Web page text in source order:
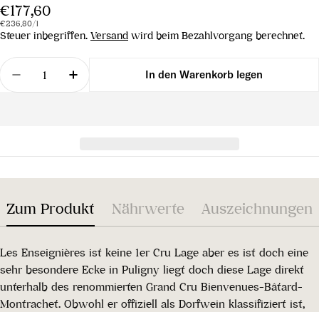
Regulärer
Preis
€177,60
Stückpreis
€236,80/pro
l
Steuer inbegriffen. Versand wird beim Bezahlvorgang berechnet.
Menge
Menge für Puligny Montrachet Les Enseignères
Menge für Puligny Montrachet Les
In den Warenkorb legen
Zum Produkt Nährwerte Auszeichnungen
Les Enseignières ist keine 1er Cru Lage aber es ist doch eine
sehr besondere Ecke in Puligny liegt doch diese Lage direkt
unterhalb des renommierten Grand Cru Bienvenues-Bâtard-
Montrachet. Obwohl er offiziell als Dorfwein klassifiziert ist,